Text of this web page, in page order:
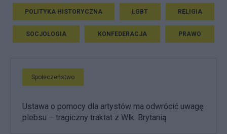
POLITYKA HISTORYCZNA LGBT RELIGIA
SOCJOLOGIA KONFEDERACJA PRAWO
Społeczeństwo
Ustawa o pomocy dla artystów ma odwrócić uwagę
plebsu – tragiczny traktat z Wlk. Brytanią